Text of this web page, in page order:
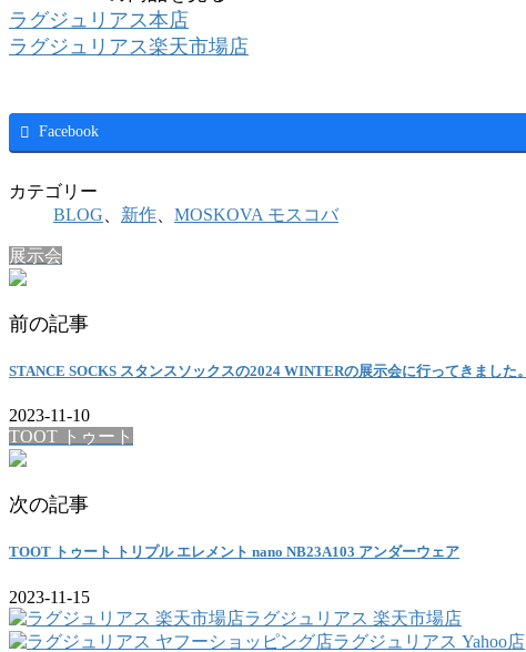
ラグジュリアス本店
ラグジュリアス楽天市場店
Facebook
カテゴリー
BLOG
新作 MOSKOVA モスコバ
展示会
前の記事
STANCE SOCKS スタンスソックスの2024 WINTERの展示会に行ってきました。
2023-11-10
TOOT トゥート
次の記事
TOOT トゥート トリプル エレメント nano NB23A103 アンダーウェア
2023-11-15
ラグジュリアス 楽天市場店
ラグジュリアス Yahoo店